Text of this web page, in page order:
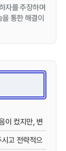
자를 주장하며
통한 해결이
이 컸지만, 변
고 전략적으